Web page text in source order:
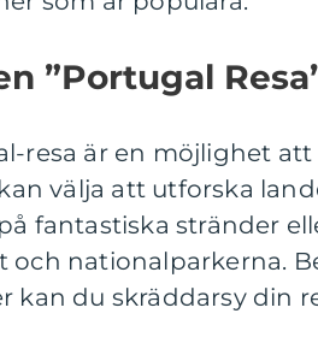
”Portugal
resa är en möjlighet
välja att utforska
fantastiska stränder
och nationalparkerna.
kan du skräddarsy din